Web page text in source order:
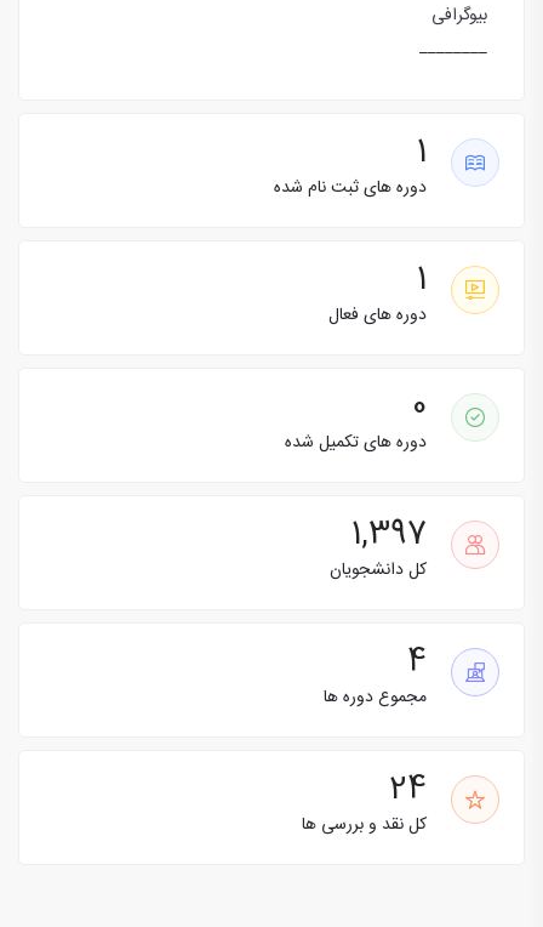
بیوگرافی
________
1
دوره های ثبت نام شده
1
دوره های فعال
0
دوره های تکمیل شده
1,397
کل دانشجویان
4
مجموع دوره ها
24
کل نقد و بررسی ها